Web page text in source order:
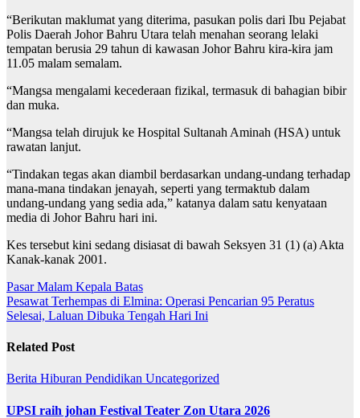
“Berikutan maklumat yang diterima, pasukan polis dari Ibu Pejabat
Polis Daerah Johor Bahru Utara telah menahan seorang lelaki
tempatan berusia 29 tahun di kawasan Johor Bahru kira-kira jam
11.05 malam semalam.
“Mangsa mengalami kecederaan fizikal, termasuk di bahagian bibir
dan muka.
“Mangsa telah dirujuk ke Hospital Sultanah Aminah (HSA) untuk
rawatan lanjut.
“Tindakan tegas akan diambil berdasarkan undang-undang terhadap
mana-mana tindakan jenayah, seperti yang termaktub dalam
undang-undang yang sedia ada,” katanya dalam satu kenyataan
media di Johor Bahru hari ini.
Kes tersebut kini sedang disiasat di bawah Seksyen 31 (1) (a) Akta
Kanak-kanak 2001.
Post
navigation
Pasar Malam Kepala Batas
Pesawat Terhempas di Elmina: Operasi Pencarian 95 Peratus
Selesai, Laluan Dibuka Tengah Hari Ini
Related Post
Berita Hiburan Pendidikan Uncategorized
UPSI raih johan Festival Teater Zon Utara 2026